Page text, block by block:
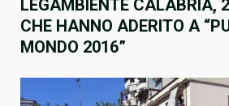
LEGAMBIENTE CALABRIA,
CHE HANNO ADERITO A
MONDO 2016”